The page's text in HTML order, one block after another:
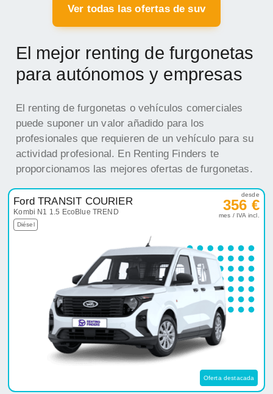
Ver todas las ofertas de suv
El mejor renting de furgonetas
para autónomos y empresas
El renting de furgonetas o vehículos comerciales
puede suponer un valor añadido para los
profesionales que requieren de un vehículo para su
actividad profesional. En Renting Finders te
proporcionamos las mejores ofertas de furgonetas.
Ford TRANSIT COURIER
Kombi N1 1.5 EcoBlue TREND
Diésel
desde
356 €
mes / IVA incl.
Oferta destacada